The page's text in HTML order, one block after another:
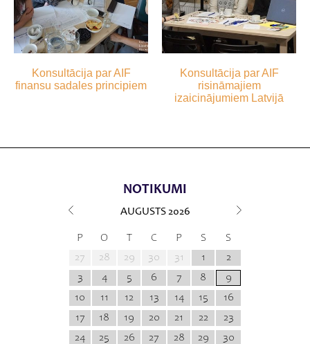
Konsultācija par AIF
finansu sadales principiem
Konsultācija par AIF
risināmajiem
izaicinājumiem Latvijā
NOTIKUMI
AUGUSTS 2026
P O T C P S
S
27
28 29 30 31 1
2
3
4 5 6 7 8
9
10
11 12 13 14 15
16
17
18 19 20 21 22
23
24
25 26 27 28 29
30